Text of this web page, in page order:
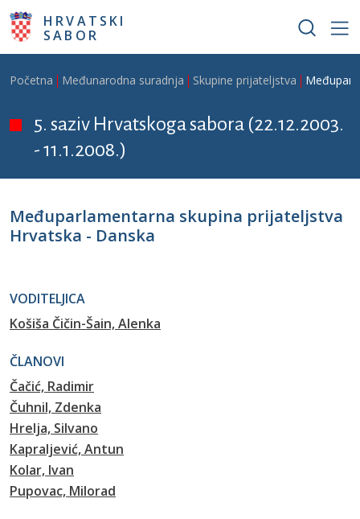
Skoči na glavni sadržaj
HRVATSKI
SABOR
Breadcrumb
Početna Međunarodna suradnja Skupine prijateljstva
5. saziv Hrvatskoga sabora (22.12.2003.
- 11.1.2008.)
Međuparlamentarna skupina prijateljstva
Hrvatska - Danska
VODITELJICA
Košiša Čičin-Šain, Alenka
ČLANOVI
Čačić, Radimir
Čuhnil, Zdenka
Hrelja, Silvano
Kapraljević, Antun
Kolar, Ivan
Pupovac, Milorad